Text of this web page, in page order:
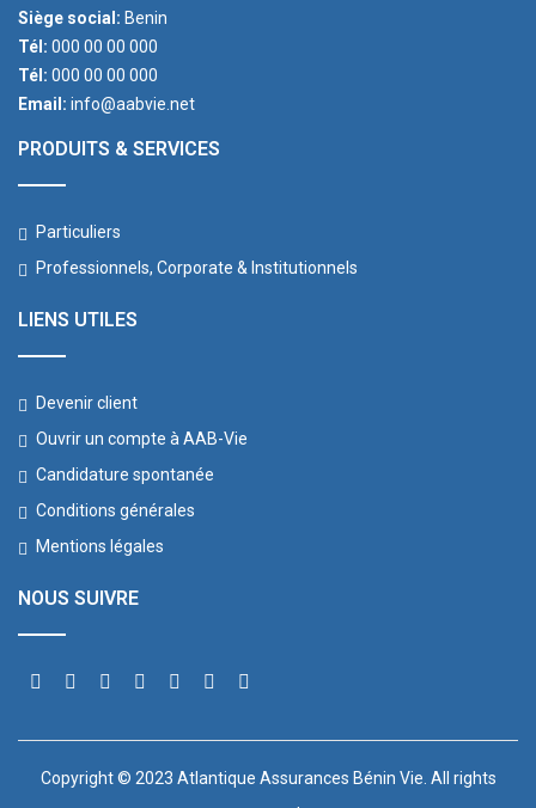
Siège social: Benin
Tél: 000 00 00 000
Tél: 000 00 00 000
Email: info@aabvie.net
PRODUITS & SERVICES
Particuliers
Professionnels, Corporate & Institutionnels
LIENS UTILES
Devenir client
Ouvrir un compte à AAB-Vie
Candidature spontanée
Conditions générales
Mentions légales
NOUS SUIVRE
Copyright © 2023 Atlantique Assurances Bénin Vie. All rights